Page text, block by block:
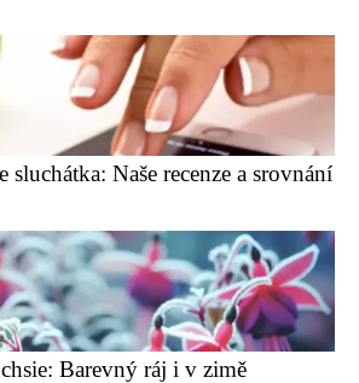
Naše recenze a srovnání
Barevný ráj i v zimě